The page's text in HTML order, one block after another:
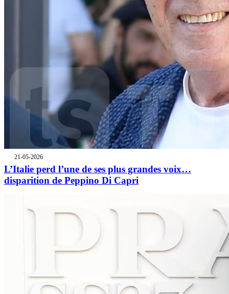
21-05-2026
L’Italie perd l’une de ses plus grandes voix…
disparition de Peppino Di Capri